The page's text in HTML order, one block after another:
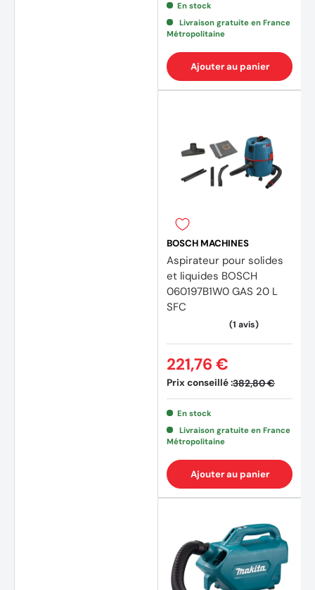
En stock
Livraison gratuite en France
Métropolitaine
Ajouter au panier
BOSCH MACHINES
Aspirateur pour solides
et liquides BOSCH
060197B1W0 GAS 20 L
SFC
Prix conseillé :382,80 €
221,76 €
En stock
Livraison gratuite en France
Métropolitaine
Ajouter au panier